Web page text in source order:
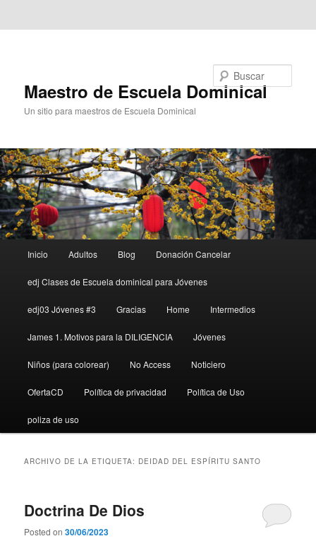
Maestro de Escuela Dominical
Un sitio para maestros de Escuela Dominical
principal
Inicio Adultos Blog Donación Cancelar
edj Clases de Escuela dominical para Jóvenes
edj03 Jóvenes #3 Gracias Home Intermedios
James 1. Motivos para la DILIGENCIA Jóvenes
Niños (para colorear) No Access Noticiero
OfertaCD Política de privacidad Política de Uso
poliza de uso
ARCHIVO DE LA ETIQUETA: DEIDAD DEL ESPÍRITU SANTO
Doctrina De Dios
Posted on30/06/2023